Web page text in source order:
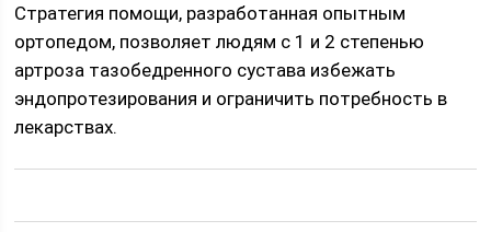
Стратегия помощи, разработанная опытным
ортопедом, позволяет людям с 1 и 2 степенью
артроза тазобедренного сустава избежать
эндопротезирования и ограничить потребность в
лекарствах.